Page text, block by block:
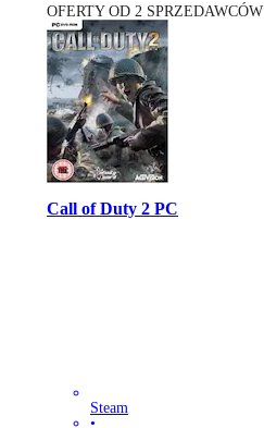
OFERTY OD 2 SPRZEDAWCÓW
Call of Duty 2 PC
Steam
•